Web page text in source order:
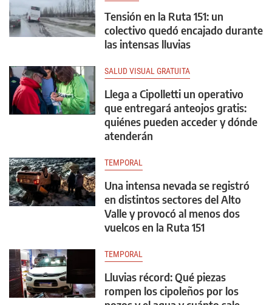
Tensión en la Ruta 151: un
colectivo quedó encajado durante
las intensas lluvias
SALUD VISUAL GRATUITA
Llega a Cipolletti un operativo
que entregará anteojos gratis:
quiénes pueden acceder y dónde
atenderán
TEMPORAL
Una intensa nevada se registró
en distintos sectores del Alto
Valle y provocó al menos dos
vuelcos en la Ruta 151
TEMPORAL
Lluvias récord: Qué piezas
rompen los cipoleños por los